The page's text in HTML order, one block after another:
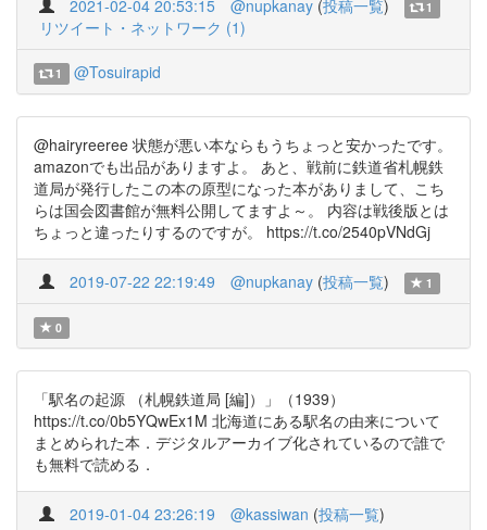
2021-02-04 20:53:15 @nupkanay (投稿一覧) 1
リツイート・ネットワーク (1)
1 @Tosuirapid
@hairyreeree 状態が悪い本ならもうちょっと安かったです。
amazonでも出品がありますよ。 あと、戦前に鉄道省札幌鉄
道局が発行したこの本の原型になった本がありまして、こち
らは国会図書館が無料公開してますよ～。 内容は戦後版とは
ちょっと違ったりするのですが。 https://t.co/2540pVNdGj
2019-07-22 22:19:49 @nupkanay (投稿一覧) 1
0
「駅名の起源 （札幌鉄道局 [編]）」（1939）
https://t.co/0b5YQwEx1M 北海道にある駅名の由来について
まとめられた本．デジタルアーカイブ化されているので誰で
も無料で読める．
2019-01-04 23:26:19 @kassiwan (投稿一覧)